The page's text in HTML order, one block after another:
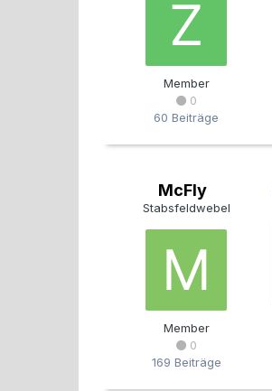
Member
0
60 Beiträge
McFly
Stabsfeldwebel
Member
0
169 Beiträge